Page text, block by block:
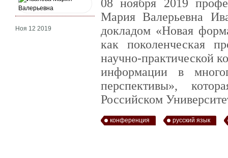
Ноя 12 2019
08 ноября 2019
Мария Валерьевна
докладом «Новая
как поколенческая
научно-практической
информации в
перспективы»,
Российском
конференция русский язык